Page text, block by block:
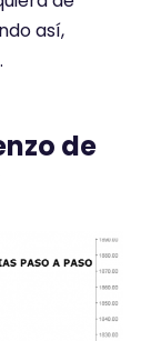
así,
de